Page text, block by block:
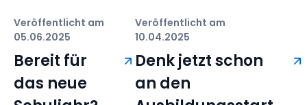
Veröffentlicht am
05.06.2025
Bereit für
das neue
Veröffentlicht am
10.04.2025
Denk jetzt schon
an den